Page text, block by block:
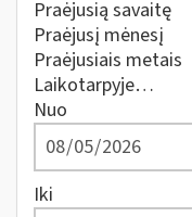
Praėjusią savaitę
Praėjusį mėnesį
Praėjusiais metais
Laikotarpyje…
Nuo
Iki